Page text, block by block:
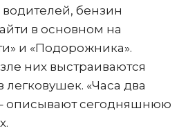
бензин
в основном на
и «Подорожника».
них выстраиваются
«Часа два
описывают сегодняшнюю